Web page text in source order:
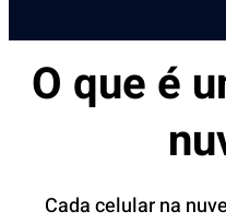
O que é
Cada celular na